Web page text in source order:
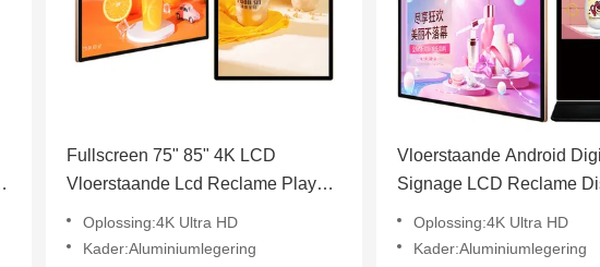
Fullscreen 75" 85" 4K LCD
Vloerstaande Lcd Reclame Player
Oplossing:4K Ultra HD
Kader:Aluminiumlegering
Vloerstaande Android
Signage LCD Reclame
Oplossing:4K Ultra HD
Kader:Aluminiumlegering